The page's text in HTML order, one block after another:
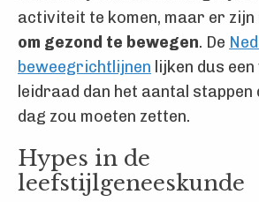
activiteit te komen, maar er zijn
om gezond te bewegen. De
beweegrichtlijnen lijken dus
leidraad dan het aantal stappen
dag zou moeten zetten.
Hypes in de
leefstijlgeneeskunde